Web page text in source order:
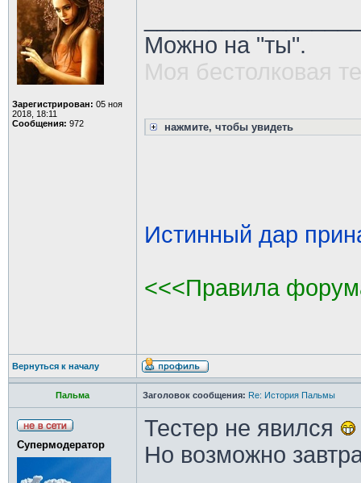
Зарегистрирован: 05 ноя
2018, 18:11
Сообщения: 972
Можно на "ты".
Моя бестолковая
нажмите, чтобы увидеть
Истинный дар
<<<Правила
Вернуться к началу
Пальма Заголовок сообщения: Re: История Пальмы
Супермодератор
Тестер не явился
Но возможно